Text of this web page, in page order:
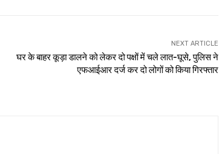
NEXT ARTICLE
घर के बाहर कूड़ा डालने को लेकर दो पक्षों में चले लात-घूसे, पुलिस ने
एफआईआर दर्ज कर दो लोगों को किया गिरफ्तार